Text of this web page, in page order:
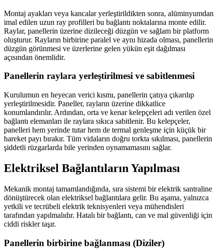
Montaj ayakları veya kancalar yerleştirildikten sonra, alüminyumdan
imal edilen uzun ray profilleri bu bağlantı noktalarına monte edilir.
Raylar, panellerin üzerine dizileceği düzgün ve sağlam bir platform
oluşturur. Rayların birbirine paralel ve aynı hizada olması, panellerin
düzgün görünmesi ve üzerlerine gelen yükün eşit dağılması
açısından önemlidir.
Panellerin raylara yerleştirilmesi ve sabitlenmesi
Kurulumun en heyecan verici kısmı, panellerin çatıya çıkarılıp
yerleştirilmesidir. Paneller, rayların üzerine dikkatlice
konumlandırılır. Ardından, orta ve kenar kelepçeleri adı verilen özel
bağlantı elemanları ile raylara sıkıca sabitlenir. Bu kelepçeler,
panelleri hem yerinde tutar hem de termal genleşme için küçük bir
hareket payı bırakır. Tüm vidaların doğru torkta sıkılması, panellerin
şiddetli rüzgarlarda bile yerinden oynamamasını sağlar.
Elektriksel Bağlantıların Yapılması
Mekanik montaj tamamlandığında, sıra sistemi bir elektrik santraline
dönüştürecek olan elektriksel bağlantılara gelir. Bu aşama, yalnızca
yetkili ve tecrübeli elektrik teknisyenleri veya mühendisleri
tarafından yapılmalıdır. Hatalı bir bağlantı, can ve mal güvenliği için
ciddi riskler taşır.
Panellerin birbirine bağlanması (Diziler)